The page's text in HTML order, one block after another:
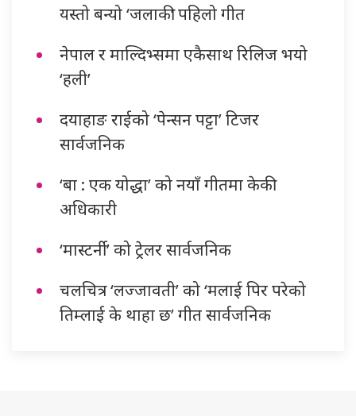
यस्तो बन्यो ‘जलाकी’ पहिलो गीत
नेपाल र माल्दिभ्समा एकैसाथ रिलिज भयो
‘हली’
दयाहाङ राईको ‘पेन्सन पट्टा’ टिजर
सार्वजनिक
‘बा : एक योद्धा’ को नयाँ गीतमा केकी
अधिकारी
‘मास्टर्नी’ को ट्रेलर सार्वजनिक
चलचित्र ‘लज्जावती’ को ‘मलाई पिर परेको
तिम्लाई के थाहा छ’ गीत सार्वजनिक